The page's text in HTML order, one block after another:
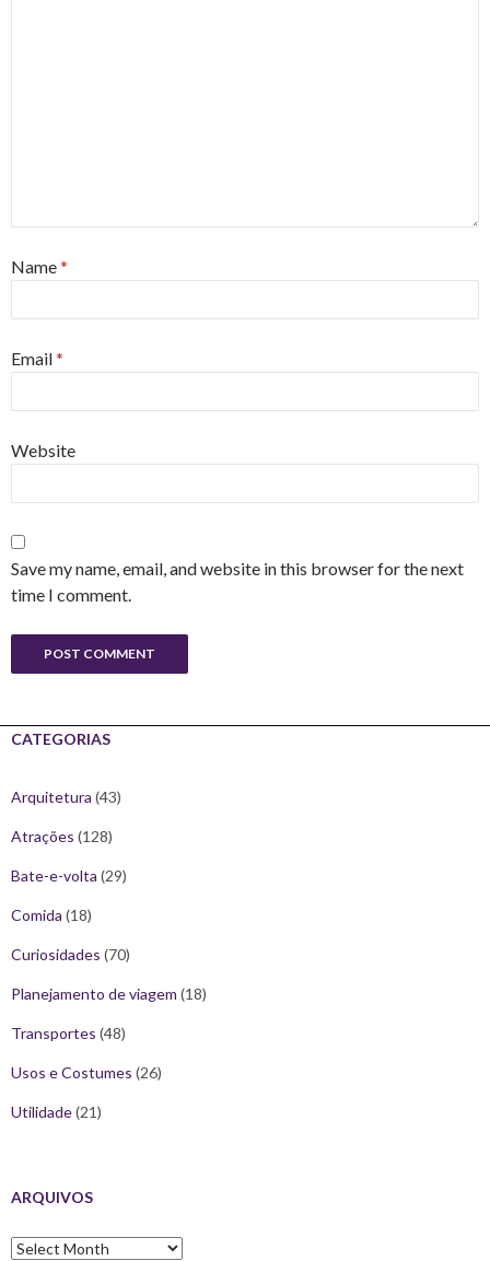
Name*
Email*
Website
Save my name, email, and website in this browser for the next
time I comment.
CATEGORIAS
Arquitetura (43)
Atrações (128)
Bate-e-volta (29)
Comida (18)
Curiosidades (70)
Planejamento de viagem (18)
Transportes (48)
Usos e Costumes (26)
Utilidade(21)
ARQUIVOS
Arquivos